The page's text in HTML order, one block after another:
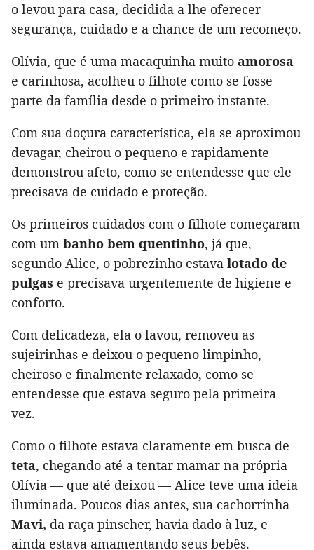
o levou para casa, decidida a lhe oferecer
segurança, cuidado e a chance de um recomeço.
Olívia, que é uma macaquinha muito amorosa
e carinhosa, acolheu o filhote como se fosse
parte da família desde o primeiro instante.
Com sua doçura característica, ela se aproximou
devagar, cheirou o pequeno e rapidamente
demonstrou afeto, como se entendesse que ele
precisava de cuidado e proteção.
Os primeiros cuidados com o filhote começaram
com um banho bem quentinho, já que,
segundo Alice, o pobrezinho estava lotado de
pulgas e precisava urgentemente de higiene e
conforto.
Com delicadeza, ela o lavou, removeu as
sujeirinhas e deixou o pequeno limpinho,
cheiroso e finalmente relaxado, como se
entendesse que estava seguro pela primeira
vez.
Como o filhote estava claramente em busca de
teta, chegando até a tentar mamar na própria
Olívia — que até deixou — Alice teve uma ideia
iluminada. Poucos dias antes, sua cachorrinha
Mavi, da raça pinscher, havia dado à luz, e
ainda estava amamentando seus bebês.